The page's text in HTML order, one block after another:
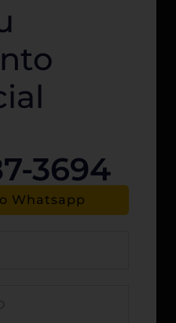
3694
Whatsapp